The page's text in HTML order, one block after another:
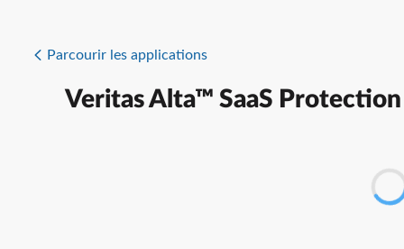
Parcourir les applications
Veritas Alta™ SaaS